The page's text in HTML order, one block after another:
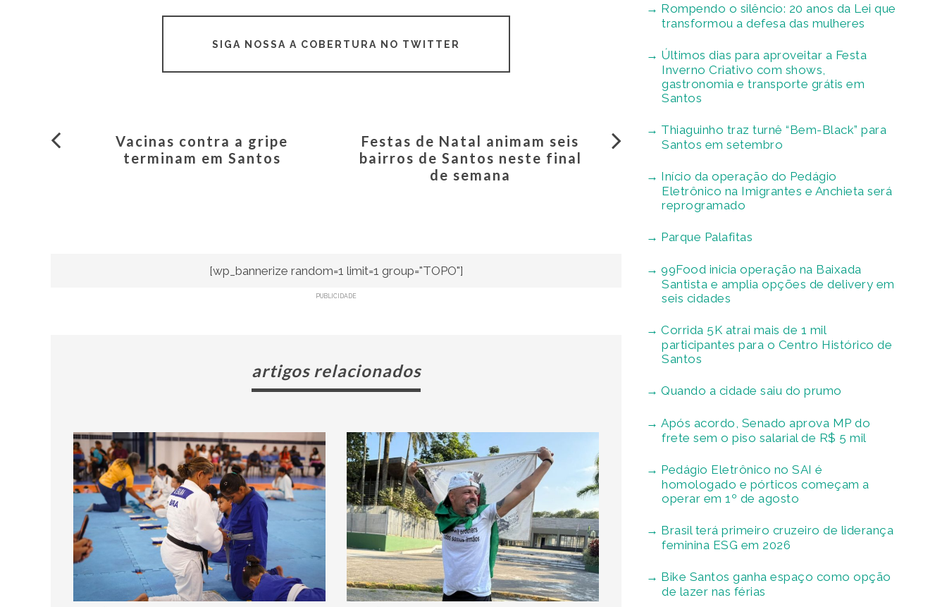
SIGA NOSSA A COBERTURA NO TWITTER
Vacinas contra a gripe
terminam em Santos
Festas de Natal animam seis
bairros de Santos neste final
de semana
[wp_bannerize random=1 limit=1 group="TOPO"]
PUBLICIDADE
artigos relacionados
Rompendo o silêncio: 20 anos da Lei que
transformou a defesa das mulheres
Últimos dias para aproveitar a Festa
Inverno Criativo com shows,
gastronomia e transporte grátis em
Santos
Thiaguinho traz turnê “Bem-Black” para
Santos em setembro
Início da operação do Pedágio
Eletrônico na Imigrantes e Anchieta será
reprogramado
Parque Palafitas
99Food inicia operação na Baixada
Santista e amplia opções de delivery em
seis cidades
Corrida 5K atrai mais de 1 mil
participantes para o Centro Histórico de
Santos
Quando a cidade saiu do prumo
Após acordo, Senado aprova MP do
frete sem o piso salarial de R$ 5 mil
Pedágio Eletrônico no SAI é
homologado e pórticos começam a
operar em 1º de agosto
Brasil terá primeiro cruzeiro de liderança
feminina ESG em 2026
Bike Santos ganha espaço como opção
de lazer nas férias